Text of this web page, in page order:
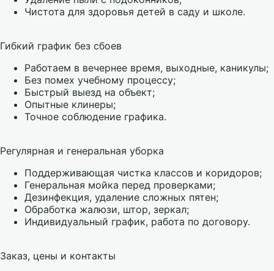
Чистота для здоровья детей в саду и школе.
Гибкий график без сбоев
Работаем в вечернее время, выходные, каникулы;
Без помех учебному процессу;
Быстрый выезд на объект;
Опытные клинеры;
Точное соблюдение графика.
Регулярная и генеральная уборка
Поддерживающая чистка классов и коридоров;
Генеральная мойка перед проверками;
Дезинфекция, удаление сложных пятен;
Обработка жалюзи, штор, зеркал;
Индивидуальный график, работа по договору.
Заказ, цены и контакты